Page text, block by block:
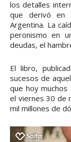
los detalles
que derivó en
Argentina. La
peronismo en
deudas, el
El libro,
sucesos de
que hoy
el viernes 30 de
mil millones de